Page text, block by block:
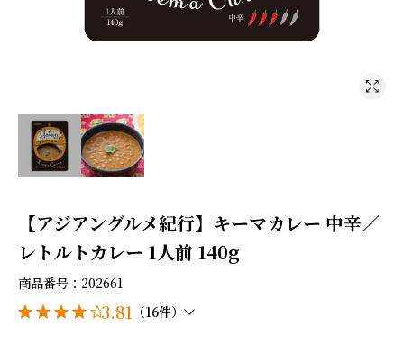
【アジアングルメ紀行】キーマカレー 中辛／
レトルトカレー 1人前 140g
商品番号 202661
3.81 （16件）